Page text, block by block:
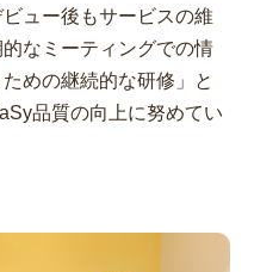
ュー後もサービスの維
なミーティングでの情
めの継続的な研修」と
品質の向上に努めてい